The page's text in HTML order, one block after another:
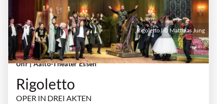
Sonntag, 25. Oktober 2026 | 16:30 Uhr - 19:15
Uhr| Aalto-Theater Essen
Rigoletto
OPER IN DREI AKTEN
Rigoletto | © Matthias Jung